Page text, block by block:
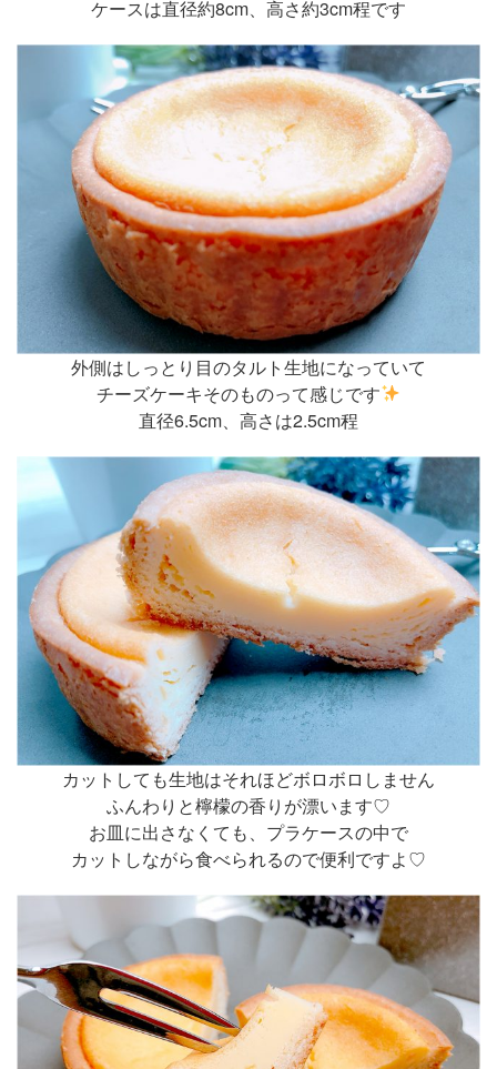
ケースは直径約8cm、高さ約3cm程です
外側はしっとり目のタルト生地になっていて
チーズケーキそのものって感じです
直径6.5cm、高さは2.5cm程
カットしても生地はそれほどボロボロしません
ふんわりと檸檬の香りが漂います♡
お皿に出さなくても、プラケースの中で
カットしながら食べられるので便利ですよ♡